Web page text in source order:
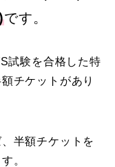
です。
試験を合格した特
チケットがあり
半額チケットを
。